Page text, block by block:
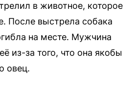
в животное, которое
После выстрела собака
на месте. Мужчина
из-за того, что она якобы
овец.